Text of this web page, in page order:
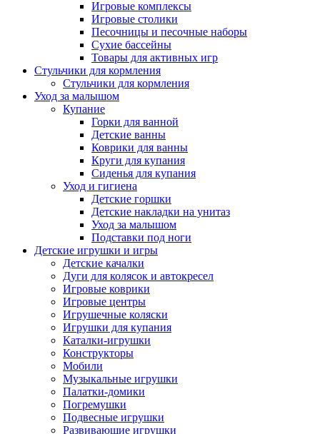
Игровые комплексы
Игровые столики
Песочницы и песочные наборы
Сухие бассейны
Товары для активных игр
Стульчики для кормления
Стульчики для кормления
Уход за малышом
Купание
Горки для ванной
Детские ванны
Коврики для ванны
Круги для купания
Сиденья для купания
Уход и гигиена
Детские горшки
Детские накладки на унитаз
Уход за малышом
Подставки под ноги
Детские игрушки и игры
Детские качалки
Дуги для колясок и автокресел
Игровые коврики
Игровые центры
Игрушечные коляски
Игрушки для купания
Каталки-игрушки
Конструкторы
Мобили
Музыкальные игрушки
Палатки-домики
Погремушки
Подвесные игрушки
Развивающие игрушки